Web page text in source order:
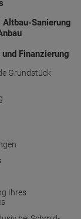
Sanierung
Finanzierung
Grundstück
Ihres